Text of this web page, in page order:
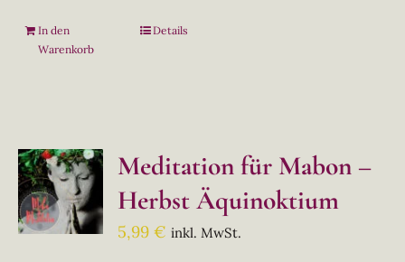
In den
Warenkorb
Details
Meditation für Mabon –
Herbst Äquinoktium
5,99€ inkl. MwSt.